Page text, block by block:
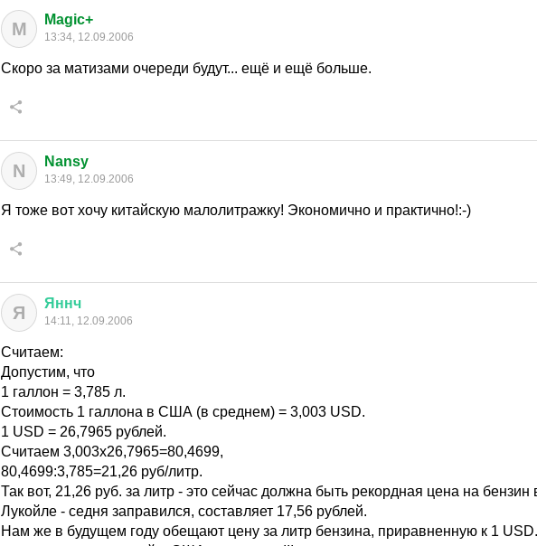
M Magic+
13:34, 12.09.2006
Скоро за матизами очереди будут... ещё и ещё больше.
N Nansy
13:49, 12.09.2006
Я тоже вот хочу китайскую малолитражку! Экономично и практично!:-)
Я Яннч
14:11, 12.09.2006
Считаем:
Допустим, что
1 галлон = 3,785 л.
Стоимость 1 галлона в США (в среднем) = 3,003 USD.
1 USD = 26,7965 рублей.
Считаем 3,003х26,7965=80,4699,
80,4699:3,785=21,26 руб/литр.
Так вот, 21,26 руб. за литр - это сейчас должна быть рекордная цена на
Лукойле - седня заправился, составляет 17,56 рублей.
Нам же в будущем году обещают цену за литр бензина, приравненную к 1